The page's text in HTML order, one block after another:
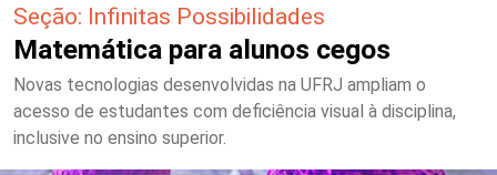
Seção: Infinitas Possibilidades
Matemática para alunos cegos
Novas tecnologias desenvolvidas na UFRJ ampliam o
acesso de estudantes com deficiência visual à disciplina,
inclusive no ensino superior.